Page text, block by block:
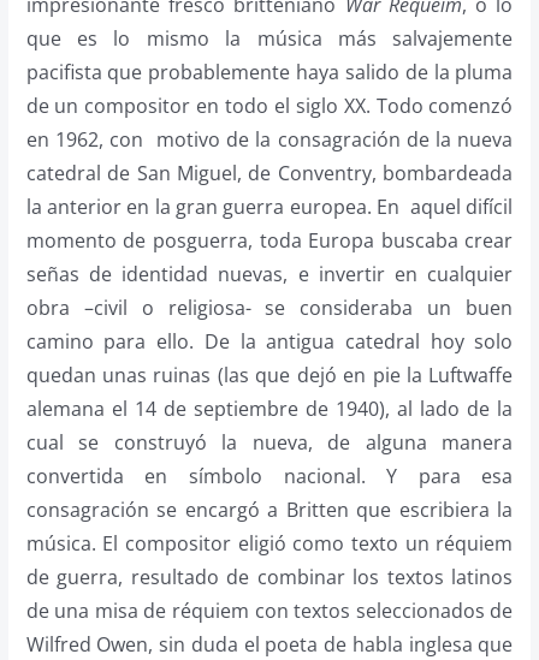
que es lo mismo la música más salvajemente
pacifista que probablemente haya salido de la pluma
de un compositor en todo el siglo XX. Todo comenzó
en 1962, con motivo de la consagración de la nueva
catedral de San Miguel, de Conventry, bombardeada
la anterior en la gran guerra europea. En aquel difícil
momento de posguerra, toda Europa buscaba crear
señas de identidad nuevas, e invertir en cualquier
obra –civil o religiosa- se consideraba un buen
camino para ello. De la antigua catedral hoy solo
quedan unas ruinas (las que dejó en pie la Luftwaffe
alemana el 14 de septiembre de 1940), al lado de la
cual se construyó la nueva, de alguna manera
convertida en símbolo nacional. Y para esa
consagración se encargó a Britten que escribiera la
música. El compositor eligió como texto un réquiem
de guerra, resultado de combinar los textos latinos
de una misa de réquiem con textos seleccionados de
Wilfred Owen, sin duda el poeta de habla inglesa que